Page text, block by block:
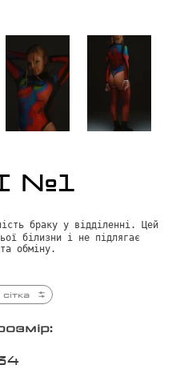
№1
браку у відділенні. Цей
білизни і не підлягає
обміну.
4